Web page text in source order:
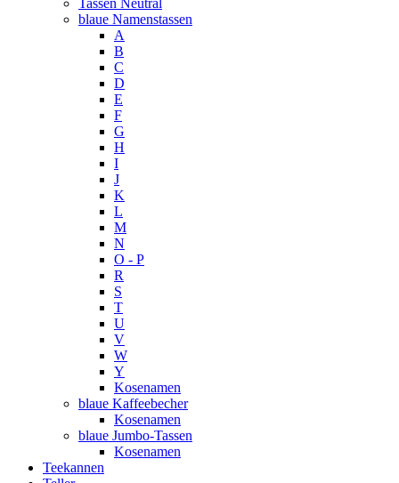
blaue Namenstassen
A
B
C
D
E
F
G
H
I
J
K
L
M
N
O - P
R
S
T
U
V
W
Y
Kosenamen
blaue Kaffeebecher
Kosenamen
blaue Jumbo-Tassen
Kosenamen
Teekannen